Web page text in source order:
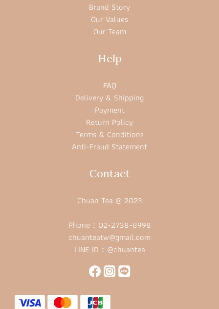
Brand Story
Our Values
Our Team
Help
FAQ
Delivery & Shipping
Payment
Return Policy
Terms & Conditions
Anti-Fraud Statement
Contact
Chuan Tea @ 2023
Phone：02-2738-8998
chuanteatw@gmail.com
LINE ID：@chuantea